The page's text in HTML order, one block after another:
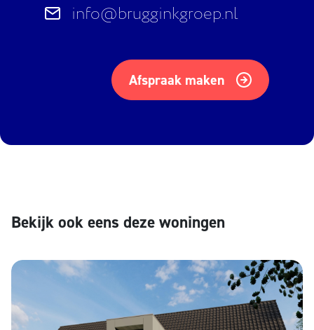
info@brugginkgroep.nl
Afspraak maken
Bekijk ook eens deze woningen